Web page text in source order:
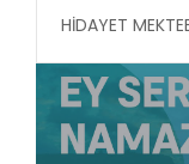
HİDAYET